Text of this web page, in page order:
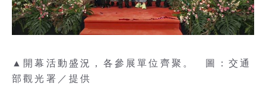
▲開幕活動盛況，各參展單位齊聚。 圖：交通
部觀光署／提供